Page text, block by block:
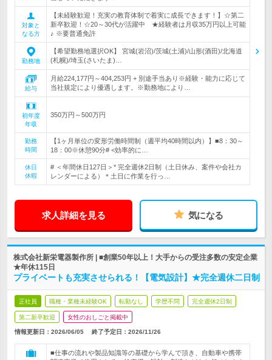
対象と
なる方
【未経験歓迎！充実の教育体制で着実に成長できます！】☆第二
新卒歓迎！☆20～30代が活躍中 ★経験者は月収35万円以上可能
♪ ※要普通免許
勤務地
【希望勤務地選択OK】 宮城(岩沼)/茨城(土浦)/山形(酒田)/北海道
(札幌)/埼玉(さいたま)…
給与
月給224,177円～404,253円 + 別途手当あり※経験・能力に応じて
当社規定により優遇します。※勤務地により…
初年度
年収
350万円～500万円
勤務
時間
【1ヶ月単位の変形労働時間制（週平均40時間以内）】■8：30～
18：00※休憩90分# <効率的に…
休日
休暇
# ＜年間休日127日＞* 完全週休2日制（土日休み、案件や会社カ
レンダーによる）＊土日に作業を行っ…
求人詳細を見る 気になる
株式会社新栄電器製作所 | ■創業50年以上！大手からの受注多数の安定企業
★年休115日
プライベートも充実させられる！【電気設計】★完全週休二日制
正社員 職種・業種未経験OK 転勤なし 学歴不問 完全週休2日制
第二新卒歓迎 女性のおしごと掲載中
情報更新日：2026/06/05 終了予定日： 2026/11/26
■仕事の流れや製品知識等の基礎から学んで頂き、自動車や携帯